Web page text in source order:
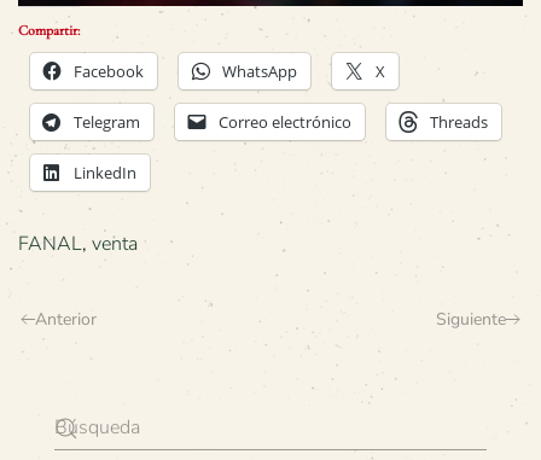
Compartir:
Facebook WhatsApp X
Telegram Correo electrónico Threads
LinkedIn
FANAL, venta
Anterior Siguiente